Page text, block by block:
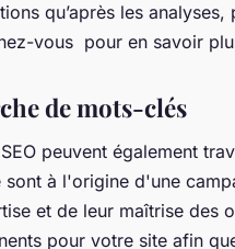
qu’après les
vous pour en savoir
de mots-clés
peuvent également
sont à l'origine d'une
et de leur maîtrise des
pour votre site afin